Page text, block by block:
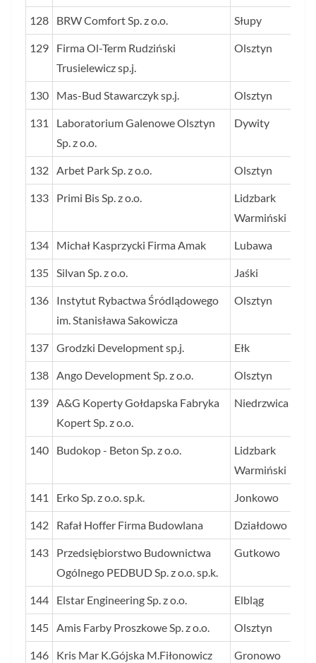
128 BRW Comfort Sp. z o.o. Słupy
129
Firma Ol-Term Rudziński
Trusielewicz sp.j.
Olsztyn
130 Mas-Bud Stawarczyk sp.j. Olsztyn
131
Laboratorium Galenowe Olsztyn
Sp. z o.o.
Dywity
132 Arbet Park Sp. z o.o. Olsztyn
133 Primi Bis Sp. z o.o.
Lidzbark
Warmiński
134 Michał Kasprzycki Firma Amak Lubawa
135 Silvan Sp. z o.o. Jaśki
136
Instytut Rybactwa Śródlądowego
im. Stanisława Sakowicza
Olsztyn
137 Grodzki Development sp.j. Ełk
138 Ango Development Sp. z o.o. Olsztyn
139 A&G Koperty Gołdapska Fabryka
Kopert Sp. z o.o.
Niedrzwica
140 Budokop - Beton Sp. z o.o.
Lidzbark
Warmiński
141 Erko Sp. z o.o. sp.k. Jonkowo
142 Rafał Hoffer Firma Budowlana Działdowo
143
Przedsiębiorstwo Budownictwa
Ogólnego PEDBUD Sp. z o.o. sp.k.
Gutkowo
144 Elstar Engineering Sp. z o.o. Elbląg
145 Amis Farby Proszkowe Sp. z o.o. Olsztyn
146
Kris Mar K.Gójska M.Fiłonowicz
Gronowo